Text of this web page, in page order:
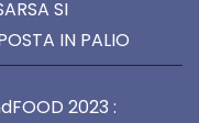
SI
IN PALIO
2023 :